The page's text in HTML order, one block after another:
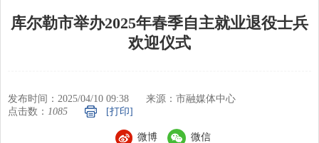
库尔勒市​举办2025年春季自主就业退役士兵
欢迎仪式
发布时间：2025/04/10 09:38
来源：市融媒体中心
点击数： 1085 [打印]
微博 微信